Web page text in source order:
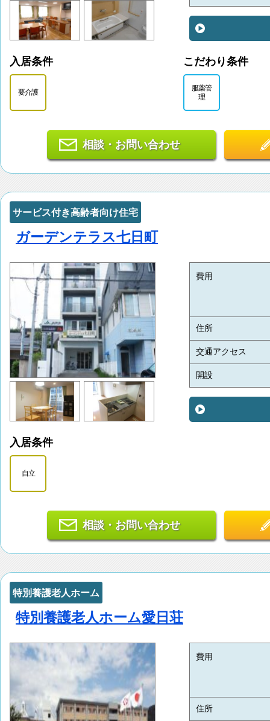
入居条件
要介護
こだわり条件
服薬管
理
相談・お問い合わせ
サービス付き高齢者向け住宅
ガーデンテラス七日町
費用
住所
交通アクセス
開設
入居条件
自立
相談・お問い合わせ
特別養護老人ホーム
特別養護老人ホーム愛日荘
費用
住所